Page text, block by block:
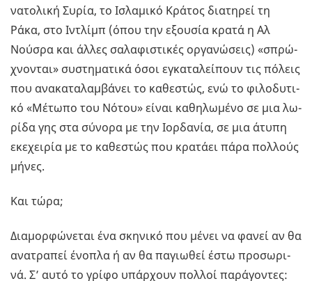
να­το­λι­κή Συρία, το Ισλα­μι­κό Κρά­τος δια­τη­ρεί τη
Ράκα, στο Ιντλίμπ (όπου την εξου­σία κρατά η Αλ
Νούσ­ρα και άλλες σα­λα­φι­στι­κές ορ­γα­νώ­σεις) «σπρώ­
χνο­νται» συ­στη­μα­τι­κά όσοι εγκα­τα­λεί­πουν τις πό­λεις
που ανα­κα­τα­λαμ­βά­νει το κα­θε­στώς, ενώ το φι­λο­δυ­τι­
κό «Μέ­τω­πο του Νότου» είναι κα­θη­λω­μέ­νο σε μια λω­
ρί­δα γης στα σύ­νο­ρα με την Ιορ­δα­νία, σε μια άτυπη
εκε­χει­ρία με το κα­θε­στώς που κρα­τά­ει πάρα πολ­λούς
μήνες.
Και τώρα;
Δια­μορ­φώ­νε­ται ένα σκη­νι­κό που μένει να φανεί αν θα
ανα­τρα­πεί ένο­πλα ή αν θα πα­γιω­θεί έστω προ­σω­ρι­
νά. Σ’ αυτό το γρίφο υπάρ­χουν πολ­λοί πα­ρά­γο­ντες: